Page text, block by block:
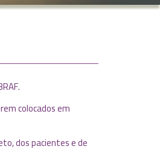
colocados em
dos pacientes e de